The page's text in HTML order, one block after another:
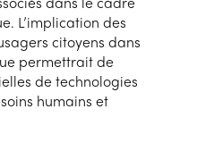
L’implication des
citoyens dans
permettrait de
de technologies
humains et